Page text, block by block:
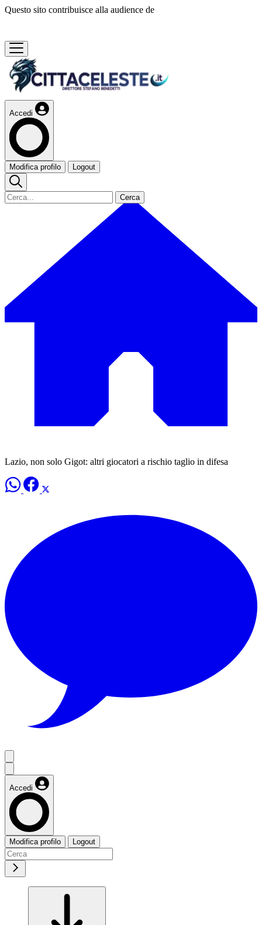
Questo sito contribuisce alla audience de
Accedi
Modifica profilo Logout
Cerca
Lazio, non solo Gigot: altri giocatori a rischio taglio in difesa
Accedi
Modifica profilo Logout